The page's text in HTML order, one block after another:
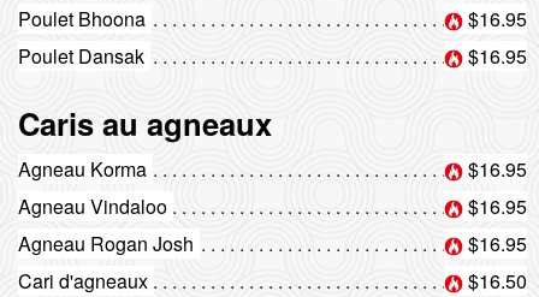
Poulet Bhoona
$16.95
Poulet Dansak
$16.95
Caris au agneaux
Agneau Korma
$16.95
Agneau Vindaloo
$16.95
Agneau Rogan Josh
$16.95
Cari d'agneaux
$16.50